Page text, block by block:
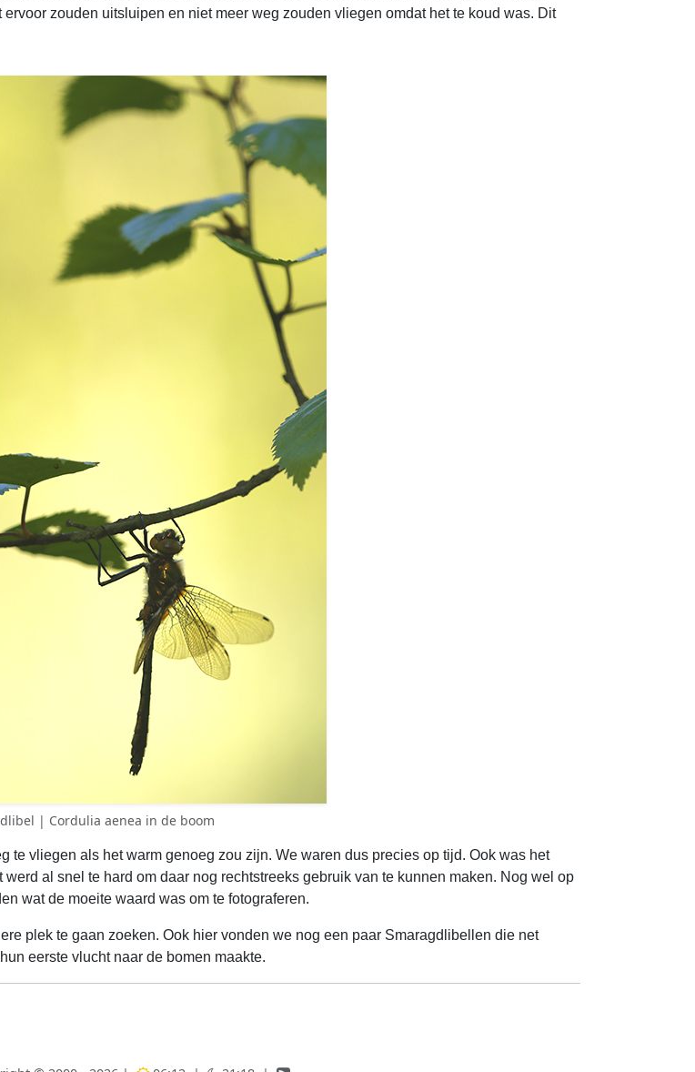
zouden uitsluipen en niet meer weg zouden vliegen omdat het te koud was. Dit
| Cordulia aenea in de boom
vliegen als het warm genoeg zou zijn. We waren dus precies op tijd. Ook was het
al snel te hard om daar nog rechtstreeks gebruik van te kunnen maken. Nog wel op
wat de moeite waard was om te fotograferen.
plek te gaan zoeken. Ook hier vonden we nog een paar Smaragdlibellen die net
eerste vlucht naar de bomen maakte.